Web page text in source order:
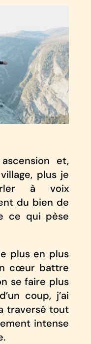
et,
plus je
à voix
du bien de
ce qui pèse
plus en plus
cœur battre
se faire plus
coup, j’ai
traversé tout
intense